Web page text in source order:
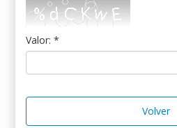
Valor: *
Volver